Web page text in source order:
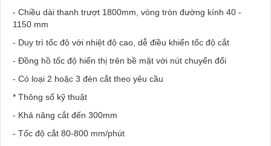
- Chiều dài thanh trượt 1800mm, vòng tròn đường kính 40 -
1150 mm
- Duy trì tốc độ với nhiệt độ cao, dễ điều khiển tốc độ cắt
- Đồng hồ tốc độ hiển thị trên bề mặt với nút chuyển đổi
- Có loại 2 hoặc 3 đèn cắt theo yêu cầu
* Thông số kỹ thuật
- Khả năng cắt đến 300mm
- Tốc độ cắt 80-800 mm/phút